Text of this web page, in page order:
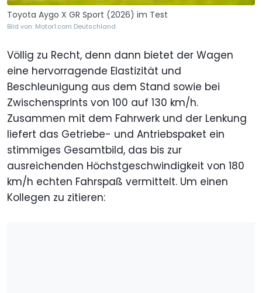
Toyota Aygo X GR Sport (2026) im Test
Bild von: Motor1.com Deutschland
Völlig zu Recht, denn dann bietet der Wagen
eine hervorragende Elastizität und
Beschleunigung aus dem Stand sowie bei
Zwischensprints von 100 auf 130 km/h.
Zusammen mit dem Fahrwerk und der Lenkung
liefert das Getriebe- und Antriebspaket ein
stimmiges Gesamtbild, das bis zur
ausreichenden Höchstgeschwindigkeit von 180
km/h echten Fahrspaß vermittelt. Um einen
Kollegen zu zitieren: